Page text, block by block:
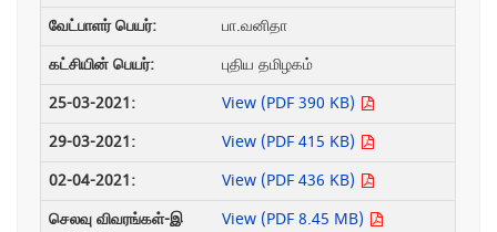
பா.வனிதா
புதிய தமிழகம்
View (PDF 390 KB)
View (PDF 415 KB)
View (PDF 436 KB)
View (PDF 8.45 MB)